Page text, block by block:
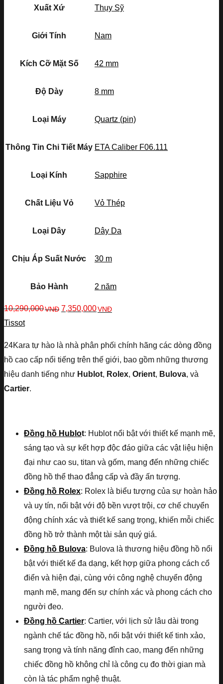
Xuất Xứ Thụy Sỹ
Giới Tính Nam
Kích Cỡ Mặt Số 42 mm
Độ Dày 8 mm
Loại Máy Quartz (pin)
Thông Tin Chi Tiết Máy ETA Caliber F06.111
Loại Kính Sapphire
Chất Liệu Vỏ Vỏ Thép
Loại Dây Dây Da
Chịu Áp Suất Nước 30 m
Bảo Hành 2 năm
10,290,000VNĐ 7,350,000VNĐ
Tissot
24Kara tự hào là nhà phân phối chính hãng các dòng đồng
hồ cao cấp nổi tiếng trên thế giới, bao gồm những thương
hiệu danh tiếng như Hublot, Rolex, Orient, Bulova, và
Cartier.
Đồng hồ Hublot: Hublot nổi bật với thiết kế mạnh mẽ,
sáng tạo và sự kết hợp độc đáo giữa các vật liệu hiện
đại như cao su, titan và gốm, mang đến những chiếc
đồng hồ thể thao đẳng cấp và đầy ấn tượng.
Đồng hồ Rolex: Rolex là biểu tượng của sự hoàn hảo
và uy tín, nổi bật với độ bền vượt trội, cơ chế chuyển
động chính xác và thiết kế sang trọng, khiến mỗi chiếc
đồng hồ trở thành một tài sản quý giá.
Đồng hồ Bulova: Bulova là thương hiệu đồng hồ nổi
bật với thiết kế đa dạng, kết hợp giữa phong cách cổ
điển và hiện đại, cùng với công nghệ chuyển động
mạnh mẽ, mang đến sự chính xác và phong cách cho
người đeo.
Đồng hồ Cartier: Cartier, với lịch sử lâu dài trong
ngành chế tác đồng hồ, nổi bật với thiết kế tinh xảo,
sang trọng và tính năng đỉnh cao, mang đến những
chiếc đồng hồ không chỉ là công cụ đo thời gian mà
còn là tác phẩm nghệ thuật.